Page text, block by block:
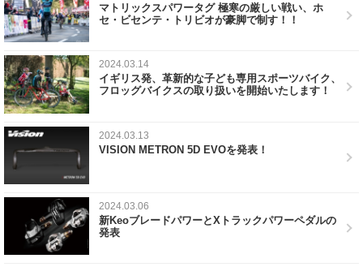
マトリックスパワータグ 極寒の厳しい戦い、ホ
セ・ビセンテ・トリビオが豪脚で制す！！
2024.03.14
イギリス発、革新的な子ども専用スポーツバイク、
フロッグバイクスの取り扱いを開始いたします！
2024.03.13
VISION METRON 5D EVOを発表！
2024.03.06
新KeoブレードパワーとXトラックパワーペダルの
発表